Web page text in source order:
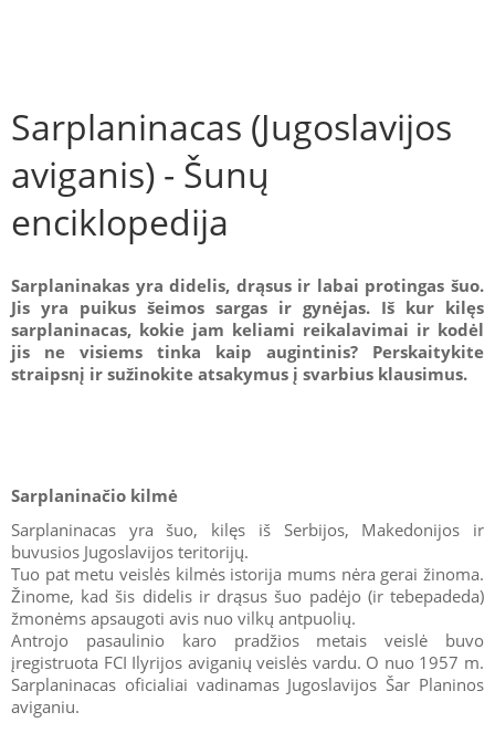
Sarplaninacas (Jugoslavijos
aviganis) - Šunų
enciklopedija
Sarplaninakas yra didelis, drąsus ir labai protingas šuo.
Jis yra puikus šeimos sargas ir gynėjas. Iš kur kilęs
sarplaninacas, kokie jam keliami reikalavimai ir kodėl
jis ne visiems tinka kaip augintinis? Perskaitykite
straipsnį ir sužinokite atsakymus į svarbius klausimus.
Sarplaninačio kilmė
Sarplaninacas yra šuo, kilęs iš Serbijos, Makedonijos ir
buvusios Jugoslavijos teritorijų.
Tuo pat metu veislės kilmės istorija mums nėra gerai žinoma.
Žinome, kad šis didelis ir drąsus šuo padėjo (ir tebepadeda)
žmonėms apsaugoti avis nuo vilkų antpuolių.
Antrojo pasaulinio karo pradžios metais veislė buvo
įregistruota FCI Ilyrijos aviganių veislės vardu. O nuo 1957 m.
Sarplaninacas oficialiai vadinamas Jugoslavijos Šar Planinos
aviganiu.